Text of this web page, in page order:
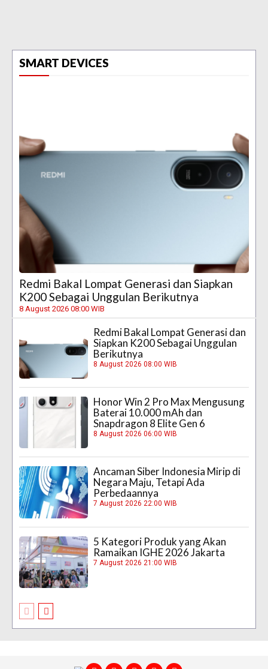
SMART DEVICES
Redmi Bakal Lompat Generasi dan Siapkan
K200 Sebagai Unggulan Berikutnya
8 August 2026 08:00 WIB
Redmi Bakal Lompat Generasi dan
Siapkan K200 Sebagai Unggulan
Berikutnya
8 August 2026 08:00 WIB
Honor Win 2 Pro Max Mengusung
Baterai 10.000 mAh dan
Snapdragon 8 Elite Gen 6
8 August 2026 06:00 WIB
Ancaman Siber Indonesia Mirip di
Negara Maju, Tetapi Ada
Perbedaannya
7 August 2026 22:00 WIB
5 Kategori Produk yang Akan
Ramaikan IGHE 2026 Jakarta
7 August 2026 21:00 WIB